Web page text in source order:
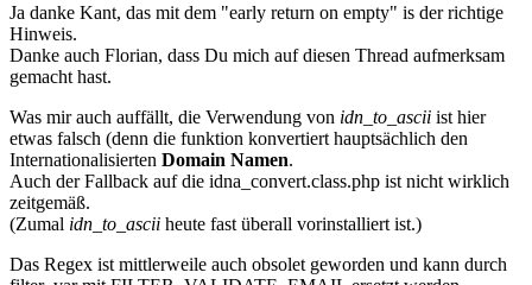
Ja danke Kant, das mit dem "early return on empty" is der richtige
Hinweis.
Danke auch Florian, dass Du mich auf diesen Thread aufmerksam
gemacht hast.
Was mir auch auffällt, die Verwendung von idn_to_ascii ist hier
etwas falsch (denn die funktion konvertiert hauptsächlich den
Internationalisierten Domain Namen.
Auch der Fallback auf die idna_convert.class.php ist nicht wirklich
zeitgemäß.
(Zumal idn_to_ascii heute fast überall vorinstalliert ist.)
Das Regex ist mittlerweile auch obsolet geworden und kann durch